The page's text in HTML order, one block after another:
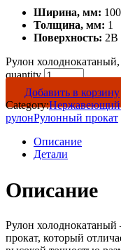
Ширина, мм:
Толщина, мм: 1
Поверхность: 2B
Рулон
quantity
Добавить в корзину
Category:Нержавеющий
рулонРулонный прокат
Описание
Детали
Описание
Рулон
прокат, который